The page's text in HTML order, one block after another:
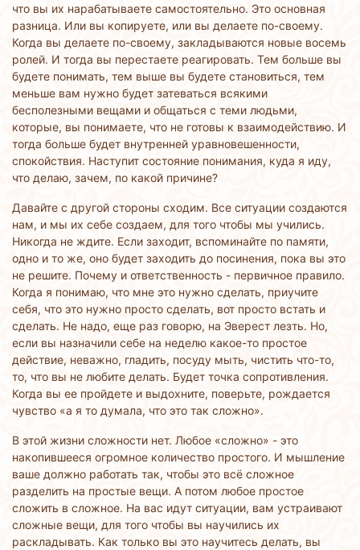
что вы их нарабатываете самостоятельно. Это основная
разница. Или вы копируете, или вы делаете по-своему.
Когда вы делаете по-своему, закладываются новые восемь
ролей. И тогда вы перестаете реагировать. Тем больше вы
будете понимать, тем выше вы будете становиться, тем
меньше вам нужно будет затеваться всякими
бесполезными вещами и общаться с теми людьми,
которые, вы понимаете, что не готовы к взаимодействию. И
тогда больше будет внутренней уравновешенности,
спокойствия. Наступит состояние понимания, куда я иду,
что делаю, зачем, по какой причине?
Давайте с другой стороны сходим. Все ситуации создаются
нам, и мы их себе создаем, для того чтобы мы учились.
Никогда не ждите. Если заходит, вспоминайте по памяти,
одно и то же, оно будет заходить до посинения, пока вы это
не решите. Почему и ответственность - первичное правило.
Когда я понимаю, что мне это нужно сделать, приучите
себя, что это нужно просто сделать, вот просто встать и
сделать. Не надо, еще раз говорю, на Эверест лезть. Но,
если вы назначили себе на неделю какое-то простое
действие, неважно, гладить, посуду мыть, чистить что-то,
то, что вы не любите делать. Будет точка сопротивления.
Когда вы ее пройдете и выдохните, поверьте, рождается
чувство «а я то думала, что это так сложно».
В этой жизни сложности нет. Любое «сложно» - это
накопившееся огромное количество простого. И мышление
ваше должно работать так, чтобы это всё сложное
разделить на простые вещи. А потом любое простое
сложить в сложное. На вас идут ситуации, вам устраивают
сложные вещи, для того чтобы вы научились их
раскладывать. Как только вы это научитесь делать, вы